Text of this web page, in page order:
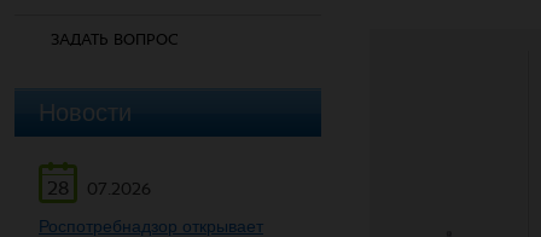
ЗАДАТЬ ВОПРОС
Новости
28
07.2026
Роспотребнадзор открывает